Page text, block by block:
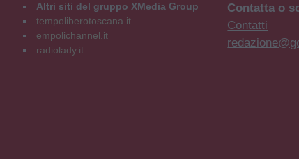
Altri siti del gruppo XMedia Group
tempoliberotoscana.it
empolichannel.it
radiolady.it
Contatta o
Contatti